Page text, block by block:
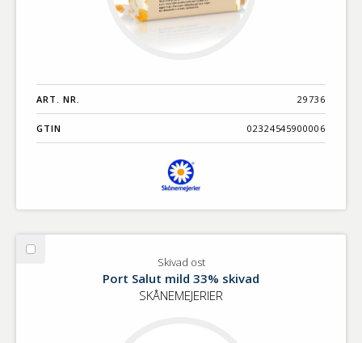
ART. NR. 29736
GTIN 02324545900006
Välj
Skivad ost
Port Salut mild 33% skivad
SKÅNEMEJERIER